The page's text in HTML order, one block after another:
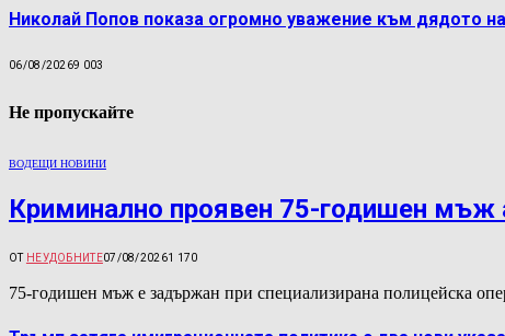
Николай Попов показа огромно уважение към дядото
06/08/20269 003
Не пропускайте
ВОДЕЩИ НОВИНИ
Криминално проявен 75-годишен мъж
ОТ НЕУДОБНИТЕ07/08/20261 170
75-годишен мъж е задържан при специализирана полицейска